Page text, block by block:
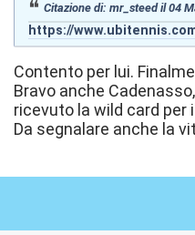
Citazione di: mr_steed il 04
https://
Contento per lui.
Bravo anche
ricevuto la wild card per
Da segnalare anche la